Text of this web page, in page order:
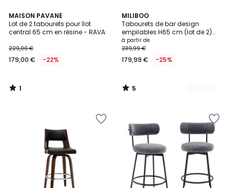
MAISON PAVANE
Lot de 2 tabourets pour îlot
central 65 cm en résine - RAVA
229,00 €
179,00 € -22%
1
/
5
1
/
MILIBOO
Tabourets de bar design
empilables H65 cm (lot de 2)
KUPA
à partir de
239,99 €
179,99 € -25%
5
/
5
2
Couleurs
5
/